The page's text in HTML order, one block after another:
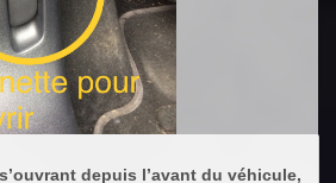
depuis l’avant du véhicule,